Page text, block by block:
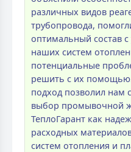
различных видов
трубопровода,
оптимальный состав
наших систем
потенциальные
решить с их
подход позволил нам
выбор промывочной
ТеплоГарант как
расходных
систем отопления и